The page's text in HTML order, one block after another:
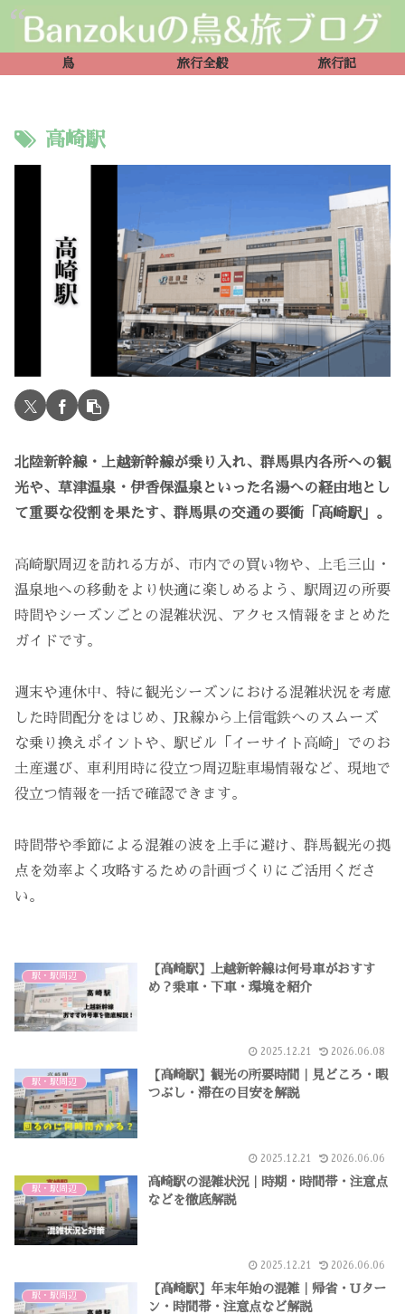
鳥 旅行全般 旅行記
高崎駅
北陸新幹線・上越新幹線が乗り入れ、群馬県内各所への観
光や、草津温泉・伊香保温泉といった名湯への経由地とし
て重要な役割を果たす、群馬県の交通の要衝「高崎駅」。
高崎駅周辺を訪れる方が、市内での買い物や、上毛三山・
温泉地への移動をより快適に楽しめるよう、駅周辺の所要
時間やシーズンごとの混雑状況、アクセス情報をまとめた
ガイドです。
週末や連休中、特に観光シーズンにおける混雑状況を考慮
した時間配分をはじめ、JR線から上信電鉄へのスムーズ
な乗り換えポイントや、駅ビル「イーサイト高崎」でのお
土産選び、車利用時に役立つ周辺駐車場情報など、現地で
役立つ情報を一括で確認できます。
時間帯や季節による混雑の波を上手に避け、群馬観光の拠
点を効率よく攻略するための計画づくりにご活用くださ
い。
駅・駅周辺
【高崎駅】上越新幹線は何号車がおすす
め？乗車・下車・環境を紹介
2025.12.21 2026.06.08
駅・駅周辺
【高崎駅】観光の所要時間｜見どころ・暇
つぶし・滞在の目安を解説
2025.12.21 2026.06.06
駅・駅周辺
高崎駅の混雑状況｜時期・時間帯・注意点
などを徹底解説
2025.12.21 2026.06.06
駅・駅周辺
【高崎駅】年末年始の混雑｜帰省・Uター
ン・時間帯・注意点など解説